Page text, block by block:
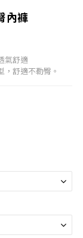
內褲
氣舒適
舒適不勒臀。